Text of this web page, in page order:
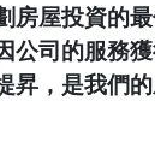
房屋投資的
公司的服務
昇，是我們的